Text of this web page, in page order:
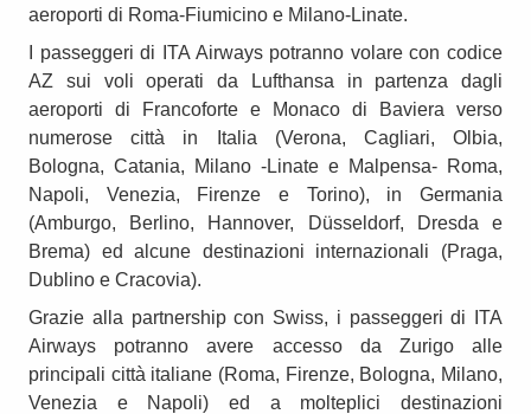
aeroporti di Roma-Fiumicino e Milano-Linate.
I passeggeri di ITA Airways potranno volare con codice
AZ sui voli operati da Lufthansa in partenza dagli
aeroporti di Francoforte e Monaco di Baviera verso
numerose città in Italia (Verona, Cagliari, Olbia,
Bologna, Catania, Milano -Linate e Malpensa- Roma,
Napoli, Venezia, Firenze e Torino), in Germania
(Amburgo, Berlino, Hannover, Düsseldorf, Dresda e
Brema) ed alcune destinazioni internazionali (Praga,
Dublino e Cracovia).
Grazie alla partnership con Swiss, i passeggeri di ITA
Airways potranno avere accesso da Zurigo alle
principali città italiane (Roma, Firenze, Bologna, Milano,
Venezia e Napoli) ed a molteplici destinazioni